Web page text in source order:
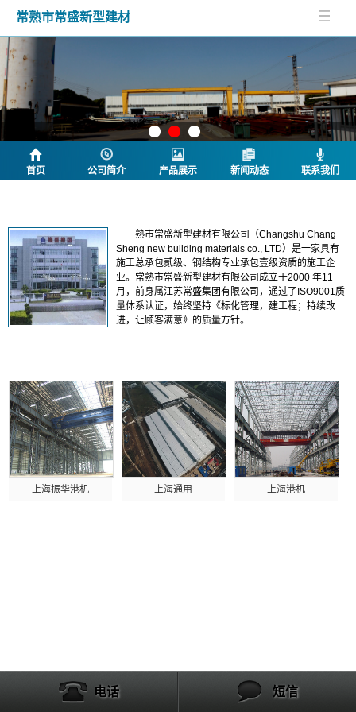
常熟市常盛新型建材
首页 公司简介 产品展示 新闻动态 联系我们
熟市常盛新型建材有限公司（Changshu Chang
Sheng new building materials co., LTD）是一家具有
施工总承包贰级、钢结构专业承包壹级资质的施工企
业。常熟市常盛新型建材有限公司成立于2000 年11
月，前身属江苏常盛集团有限公司，通过了ISO9001质
量体系认证，始终坚持《标化管理，建工程；持续改
进，让顾客满意》的质量方针。
上海振华港机 上海通用 上海港机
电话 短信